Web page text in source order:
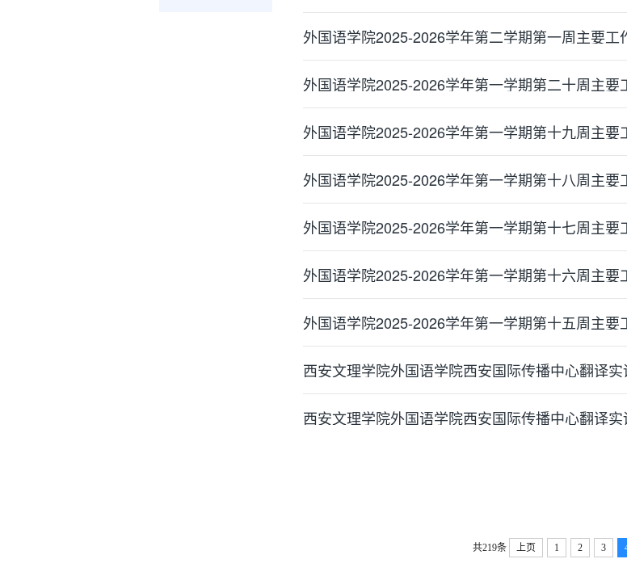
外国语学院2025-2026学年第二学期第一周主要工
外国语学院2025-2026学年第一学期第二十周主要
外国语学院2025-2026学年第一学期第十九周主要
外国语学院2025-2026学年第一学期第十八周主要
外国语学院2025-2026学年第一学期第十七周主要
外国语学院2025-2026学年第一学期第十六周主要
外国语学院2025-2026学年第一学期第十五周主要
西安文理学院外国语学院西安国际传播中心翻译实
西安文理学院外国语学院西安国际传播中心翻译实
共219条 上页 1 2 3